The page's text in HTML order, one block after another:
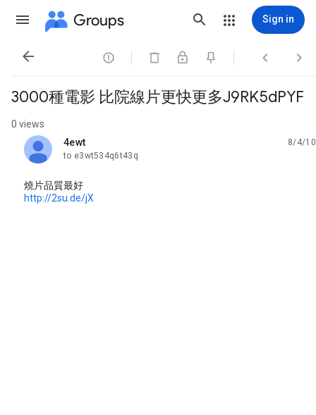
Groups Sign in
   
3000種電影 比院線片更快更多J9RK5dPYF
0 views
4ewt
unread,
8/4/10
to e3wt534q6t43q
燒片品質最好
http://2su.de/jX